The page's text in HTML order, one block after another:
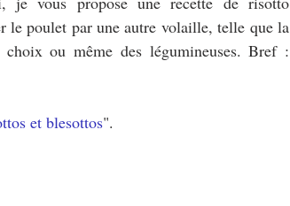
le poulet par une autre volaille, telle que la
ou même des légumineuses. Bref :
et blesottos".